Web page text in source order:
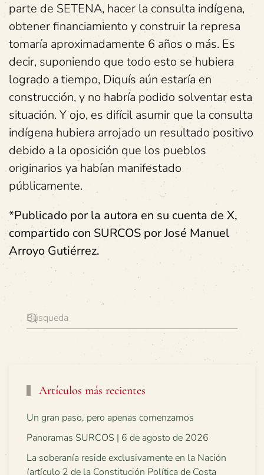
parte de SETENA, hacer la consulta indígena,
obtener financiamiento y construir la represa
tomaría aproximadamente 6 años o más. Es
decir, suponiendo que todo esto se hubiera
logrado a tiempo, Diquís aún estaría en
construcción, y no habría podido solventar esta
situación. Y ojo, es difícil asumir que la consulta
indígena hubiera arrojado un resultado positivo
debido a la oposición que los pueblos
originarios ya habían manifestado
públicamente.
*Publicado por la autora en su cuenta de X,
compartido con SURCOS por José Manuel
Arroyo Gutiérrez.
Artículos más recientes
Un gran paso, pero apenas comenzamos
Panoramas SURCOS | 6 de agosto de 2026
La soberanía reside exclusivamente en la Nación
(artículo 2 de la Constitución Política de Costa